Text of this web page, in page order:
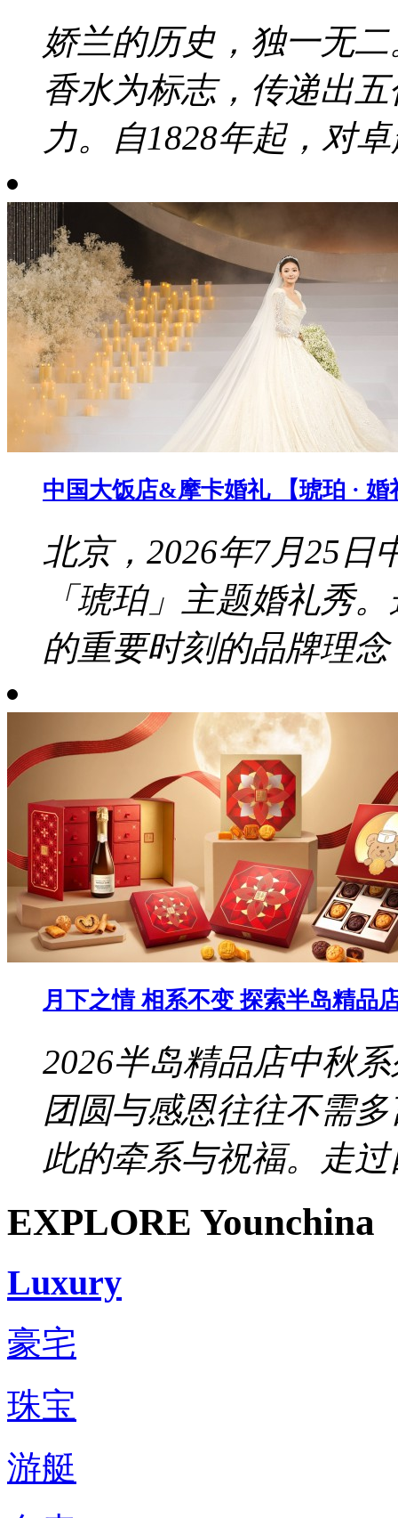
娇兰的历史，独一无
香水为标志，传递出
力。自1828年起，对
中国大饭店&摩卡婚礼 【琥珀 ·
北京，2026年7月25日
「琥珀」主题婚礼秀
的重要时刻的品牌理念
月下之情 相系不变 探索半岛精品
2026半岛精品店中秋
团圆与感恩往往不需
此的牵系与祝福。走
EXPLORE Younchina
Luxury
豪宅
珠宝
游艇